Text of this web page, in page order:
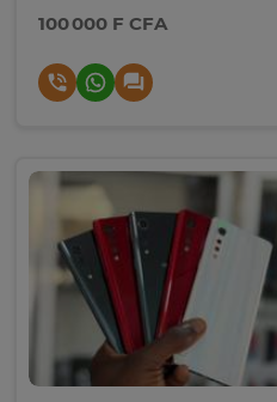
100 000 F CFA